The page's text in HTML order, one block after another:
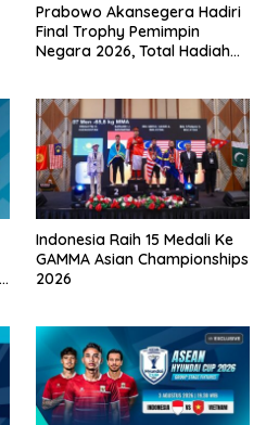
Prabowo Akansegera Hadiri
Final Trophy Pemimpin
Negara 2026, Total Hadiah
Indonesia Raih 15 Medali Ke
GAMMA Asian Championships
2026